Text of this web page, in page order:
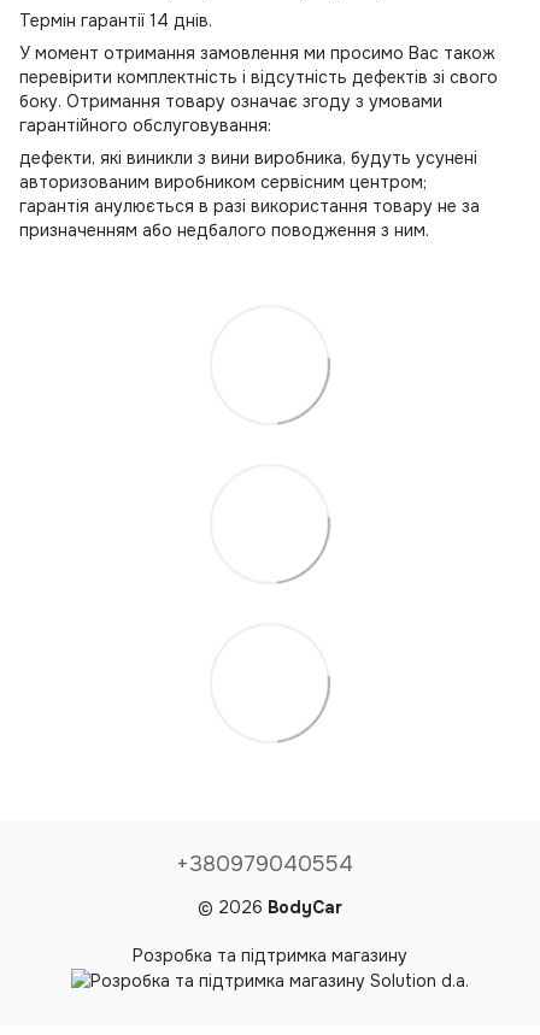
Термін гарантії 14 днів.
У момент отримання замовлення ми просимо Вас також
перевірити комплектність і відсутність дефектів зі свого
боку. Отримання товару означає згоду з умовами
гарантійного обслуговування:
дефекти, які виникли з вини виробника, будуть усунені
авторизованим виробником сервісним центром;
гарантія анулюється в разі використання товару не за
призначенням або недбалого поводження з ним.
+380979040554
© 2026 BodyCar
Розробка та підтримка магазину